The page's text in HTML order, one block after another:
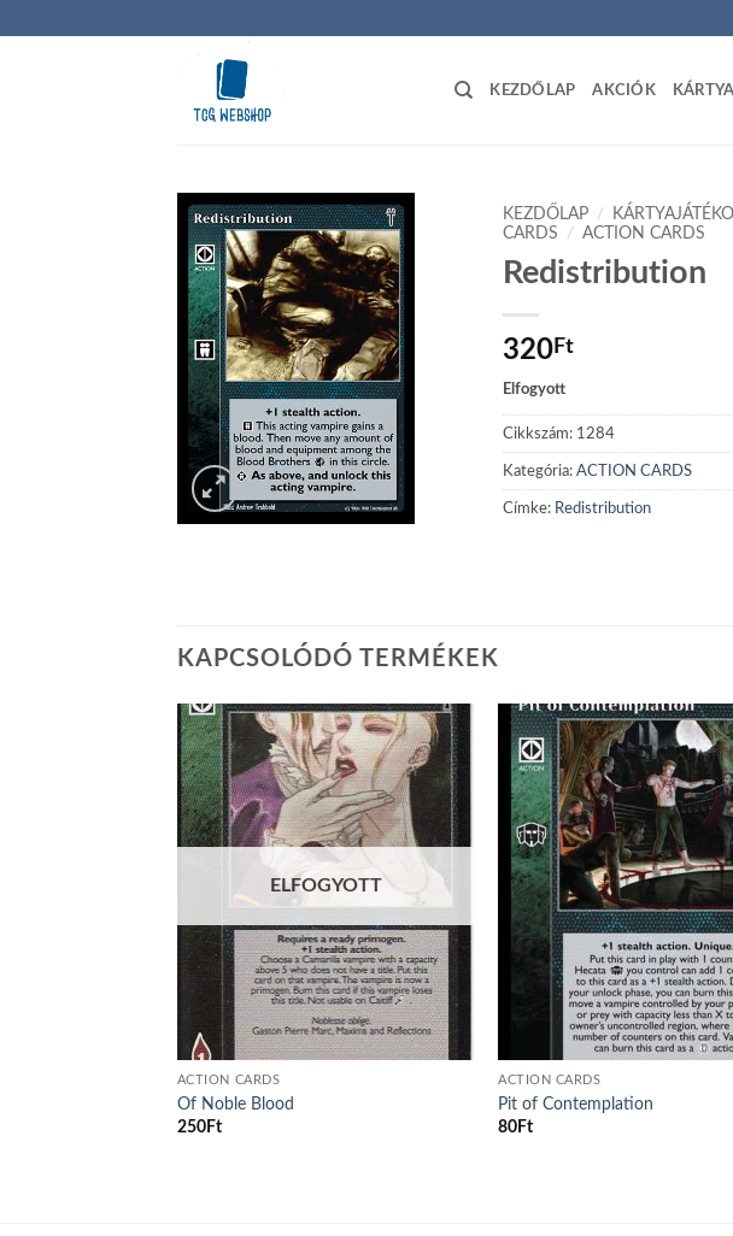
KEZDŐLAP AKCIÓK
Add to
wishlist
KEZDŐLAP /
CARDS
/ ACTION CARDS
Redistribution
320Ft
Elfogyott
Cikkszám: 1284
Kategória: ACTION CARDS
Címke: Redistribution
KAPCSOLÓDÓ TERMÉKEK
Add to
wishlist
ELFOGYOTT
ACTION CARDS
Of Noble Blood
250Ft
ACTION CARDS
Pit of Contemplation
80 Ft